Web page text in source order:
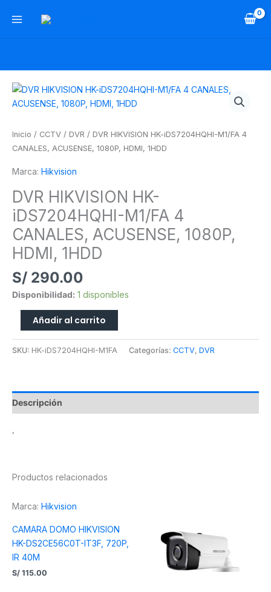
Inicio / CCTV / DVR / DVR HIKVISION HK-iDS7204HQHI-M1/FA 4
CANALES, ACUSENSE, 1080P, HDMI, 1HDD
Marca: Hikvision
DVR HIKVISION HK-
iDS7204HQHI-M1/FA 4
CANALES, ACUSENSE, 1080P,
HDMI, 1HDD
S/ 290.00
Disponibilidad: 1 disponibles
DVR
HIKVISION
iDS7204HQHI-
M1/FA
CANALES,
1080P,
HDMI,
1HDD
cantidad
Añadir al carrito
SKU: HK-iDS7204HQHI-M1FA Categorías: CCTV, DVR
Descripción
Productos relacionados
Marca: Hikvision
CAMARA DOMO HIKVISION
HK-DS2CE56C0T-IT3F, 720P,
IR 40M
S/ 115.00